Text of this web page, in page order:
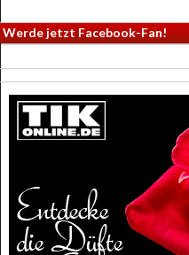
Werde jetzt Facebook-Fan!